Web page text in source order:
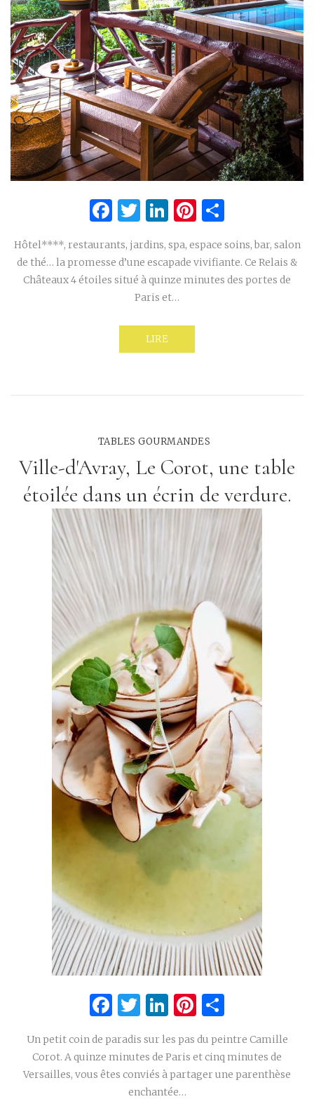
Facebook
Twitter
LinkedIn
Pinterest
Hôtel****, restaurants, jardins, spa, espace soins, bar, salon
de thé… la promesse d’une escapade vivifiante. Ce Relais &
Châteaux 4 étoiles situé à quinze minutes des portes de
Paris et…
LIRE
TABLES GOURMANDES
Ville-d'Avray, Le Corot, une table
étoilée dans un écrin de verdure.
Facebook
Twitter
LinkedIn
Pinterest
Un petit coin de paradis sur les pas du peintre Camille
Corot. A quinze minutes de Paris et cinq minutes de
Versailles, vous êtes conviés à partager une parenthèse
enchantée…